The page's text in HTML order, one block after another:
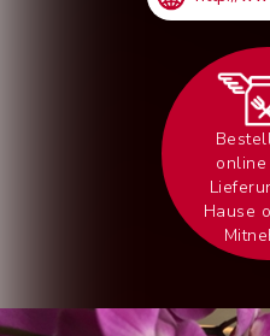
Hause